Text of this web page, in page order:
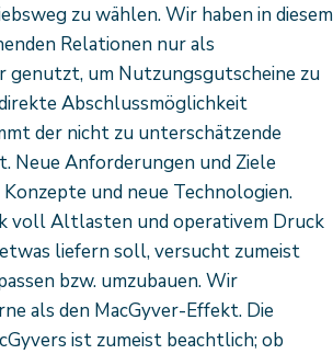
zu wählen. Wir haben in diesem
Relationen nur als
genutzt, um Nutzungsgutscheine zu
Abschlussmöglichkeit
der nicht zu unterschätzende
Neue Anforderungen und Ziele
und neue Technologien.
voll Altlasten und operativem Druck
liefern soll, versucht zumeist
bzw. umzubauen. Wir
als den MacGyver-Effekt. Die
ist zumeist beachtlich; ob